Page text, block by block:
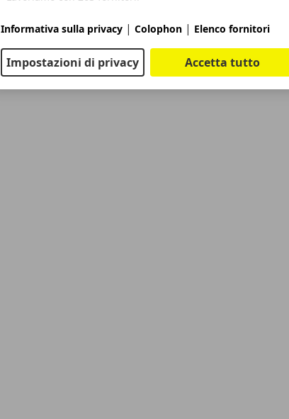
Informativa sulla privacy | Colophon | Elenco fornitori
Impostazioni di privacy Accetta tutto